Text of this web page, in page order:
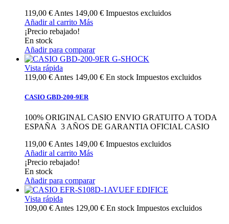
119,00 € Antes 149,00 € Impuestos excluidos
Añadir al carrito Más
¡Precio rebajado!
En stock
Añadir para comparar
Vista rápida
119,00 € Antes 149,00 € En stock Impuestos excluidos
CASIO GBD-200-9ER
100% ORIGINAL CASIO ENVIO GRATUITO A TODA
ESPAÑA 3 AÑOS DE GARANTIA OFICIAL CASIO
119,00 € Antes 149,00 € Impuestos excluidos
Añadir al carrito Más
¡Precio rebajado!
En stock
Añadir para comparar
Vista rápida
109,00 € Antes 129,00 € En stock Impuestos excluidos